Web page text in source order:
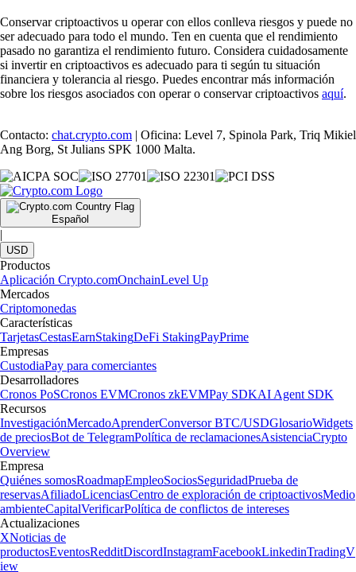
Conservar criptoactivos u operar con ellos conlleva riesgos y puede no
ser adecuado para todo el mundo. Ten en cuenta que el rendimiento
pasado no garantiza el rendimiento futuro. Considera cuidadosamente
si invertir en criptoactivos es adecuado para ti según tu situación
financiera y tolerancia al riesgo. Puedes encontrar más información
sobre los riesgos asociados con operar o conservar criptoactivos aquí.
Contacto: chat.crypto.com | Oficina: Level 7, Spinola Park, Triq Mikiel
Ang Borg, St Julians SPK 1000 Malta.
Español
|
USD
Productos
Aplicación Crypto.comOnchainLevel Up
Mercados
Criptomonedas
Características
TarjetasCestasEarnStakingDeFi StakingPayPrime
Empresas
CustodiaPay para comerciantes
Desarrolladores
Cronos PoSCronos EVMCronos zkEVMPay SDKAI Agent SDK
Recursos
InvestigaciónMercadoAprenderConversor BTC/USDGlosarioWidgets
de preciosBot de TelegramPolítica de reclamacionesAsistenciaCrypto
Overview
Empresa
Quiénes somosRoadmapEmpleoSociosSeguridadPrueba de
reservasAfiliadoLicenciasCentro de exploración de criptoactivosMedio
ambienteCapitalVerificarPolítica de conflictos de intereses
Actualizaciones
XNoticias de
productosEventosRedditDiscordInstagramFacebookLinkedinTradingV
iew